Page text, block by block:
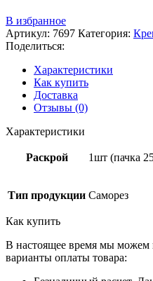
В избранное
Артикул: 7697 Категория:
Поделиться:
Характеристики
Как купить
Доставка
Отзывы (0)
Характеристики
Раскрой 1шт (пачка
Тип продукции Саморез
Как купить
В настоящее время мы
варианты оплаты товара: